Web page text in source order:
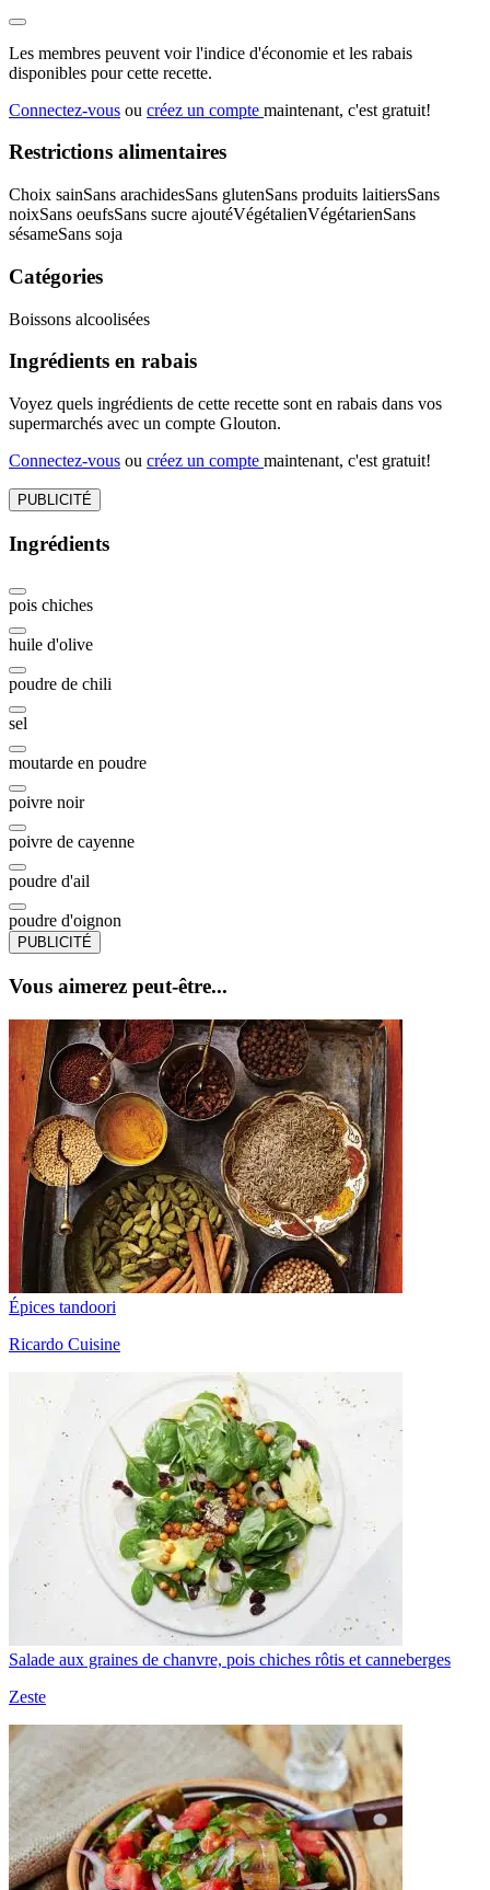
Les membres peuvent voir l'indice d'économie et les rabais
disponibles pour cette recette.
Connectez-vous ou créez un compte maintenant, c'est gratuit!
Restrictions alimentaires
Choix sainSans arachidesSans glutenSans produits laitiersSans
noixSans oeufsSans sucre ajoutéVégétalienVégétarienSans
sésameSans soja
Catégories
Boissons alcoolisées
Ingrédients en rabais
Voyez quels ingrédients de cette recette sont en rabais dans vos
supermarchés avec un compte Glouton.
Connectez-vous ou créez un compte maintenant, c'est gratuit!
PUBLICITÉ
Ingrédients
pois chiches
huile d'olive
poudre de chili
sel
moutarde en poudre
poivre noir
poivre de cayenne
poudre d'ail
poudre d'oignon
PUBLICITÉ
Vous aimerez peut-être...
Épices tandoori
Ricardo Cuisine
Salade aux graines de chanvre, pois chiches rôtis et canneberges
Zeste